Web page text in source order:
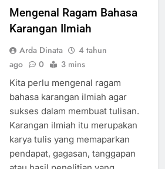
Mengenal Ragam Bahasa
Karangan Ilmiah
Arda Dinata
4 tahun
ago
0 3 mins
Kita perlu mengenal ragam
bahasa karangan ilmiah agar
sukses dalam membuat tulisan.
Karangan ilmiah itu merupakan
karya tulis yang memaparkan
pendapat, gagasan, tanggapan
atau hasil penelitian yang